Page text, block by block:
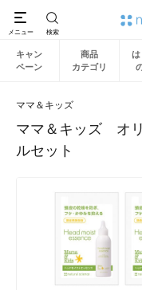
キャン
ペーン
商品
カテゴリ
は
ママ＆キッズ
ママ＆キッズ オ
ルセット